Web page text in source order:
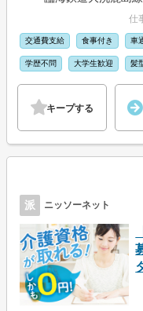
仕
交通費支給 食事付き 車
学歴不問 大学生歓迎 髪
キープする
派 ニッソーネット